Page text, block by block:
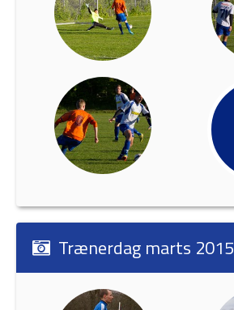
Trænerdag marts 2015